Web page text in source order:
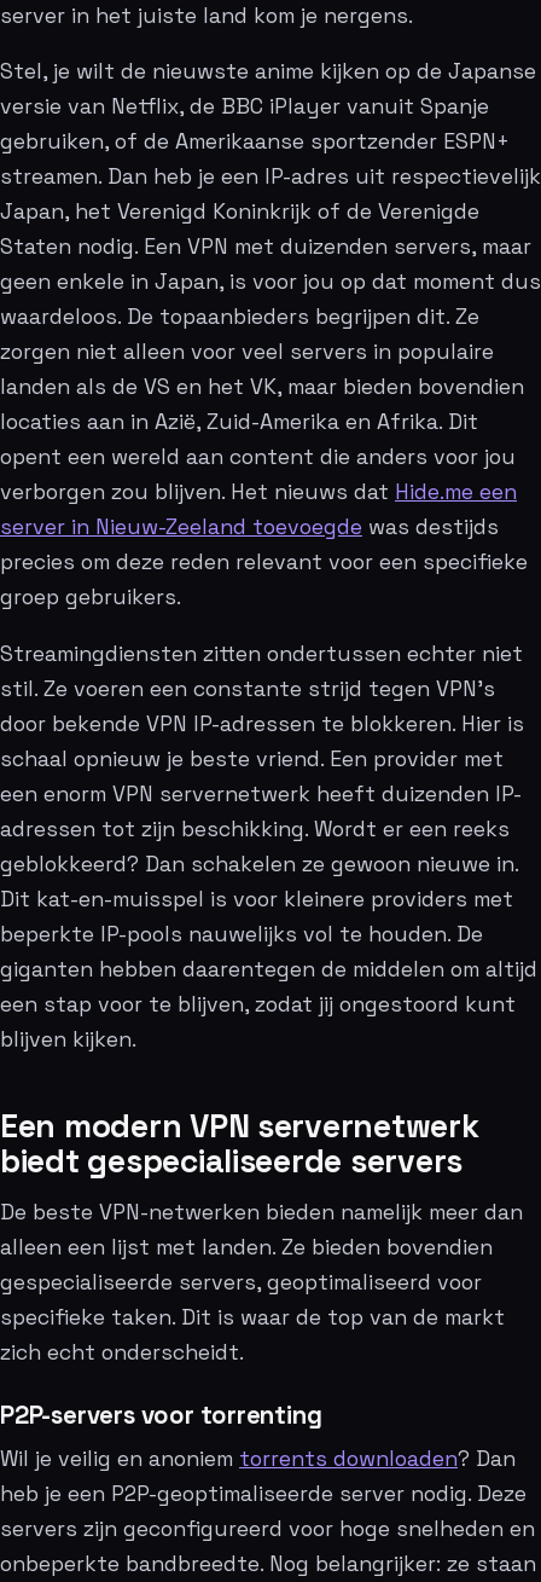
server in het juiste land kom je nergens.
Stel, je wilt de nieuwste anime kijken op de Japanse
versie van Netflix, de BBC iPlayer vanuit Spanje
gebruiken, of de Amerikaanse sportzender ESPN+
streamen. Dan heb je een IP-adres uit respectievelijk
Japan, het Verenigd Koninkrijk of de Verenigde
Staten nodig. Een VPN met duizenden servers, maar
geen enkele in Japan, is voor jou op dat moment dus
waardeloos. De topaanbieders begrijpen dit. Ze
zorgen niet alleen voor veel servers in populaire
landen als de VS en het VK, maar bieden bovendien
locaties aan in Azië, Zuid-Amerika en Afrika. Dit
opent een wereld aan content die anders voor jou
verborgen zou blijven. Het nieuws dat Hide.me een
server in Nieuw-Zeeland toevoegde was destijds
precies om deze reden relevant voor een specifieke
groep gebruikers.
Streamingdiensten zitten ondertussen echter niet
stil. Ze voeren een constante strijd tegen VPN’s
door bekende VPN IP-adressen te blokkeren. Hier is
schaal opnieuw je beste vriend. Een provider met
een enorm VPN servernetwerk heeft duizenden IP-
adressen tot zijn beschikking. Wordt er een reeks
geblokkeerd? Dan schakelen ze gewoon nieuwe in.
Dit kat-en-muisspel is voor kleinere providers met
beperkte IP-pools nauwelijks vol te houden. De
giganten hebben daarentegen de middelen om altijd
een stap voor te blijven, zodat jij ongestoord kunt
blijven kijken.
Een modern VPN servernetwerk
biedt gespecialiseerde servers
De beste VPN-netwerken bieden namelijk meer dan
alleen een lijst met landen. Ze bieden bovendien
gespecialiseerde servers, geoptimaliseerd voor
specifieke taken. Dit is waar de top van de markt
zich echt onderscheidt.
P2P-servers voor torrenting
Wil je veilig en anoniem torrents downloaden? Dan
heb je een P2P-geoptimaliseerde server nodig. Deze
servers zijn geconfigureerd voor hoge snelheden en
onbeperkte bandbreedte. Nog belangrijker: ze staan